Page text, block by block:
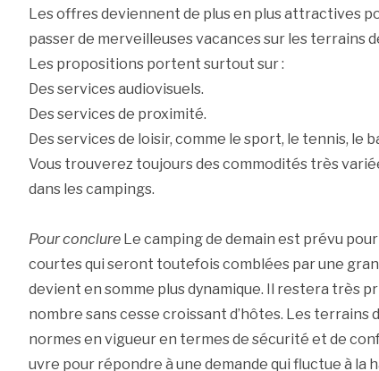
Les offres deviennent de plus en plus attractives
passer de merveilleuses vacances sur les terrains
Les propositions portent surtout sur :
Des services audiovisuels.
Des services de proximité.
Des services de loisir, comme le sport, le tennis, le
Vous trouverez toujours des commodités très
dans les campings.
Pour conclureLe camping de demain est prévu
courtes qui seront toutefois comblées par une
devient en somme plus dynamique. Il restera très
nombre sans cesse croissant d’hôtes. Les terrains
normes en vigueur en termes de sécurité et de
uvre pour répondre à une demande qui fluctue à la